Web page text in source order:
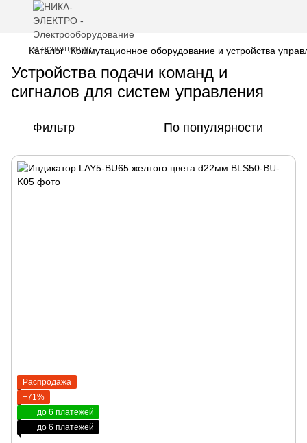
Каталог Коммутационное оборудование и устройства
Устройства подачи команд и
сигналов для систем управления
Фильтр По популярности
Распродажа
−71%
до 6 платежей
до 6 платежей